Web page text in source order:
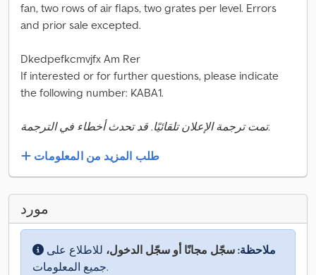
fan, two rows of air flaps, two grates per level. Errors
and prior sale excepted.
Dkedpefkcmvjfx Am Rer
If interested or for further questions, please indicate
the following number: KABA1.
تمت ترجمة الإعلان تلقائيًا. قد تحدث أخطاء في الترجمة.
طلب المزيد من المعلومات
مورد
ملاحظة: سجّل مجانًا أو سجّل الدخول، للاطلاع على
جميع المعلومات.